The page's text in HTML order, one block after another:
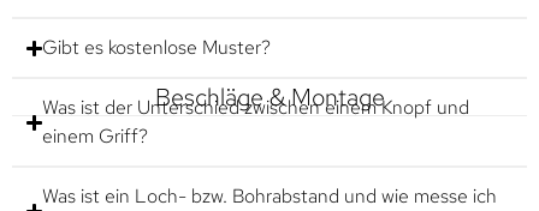
Gibt es kostenlose Muster?
Beschläge & Montage
Was ist der Unterschied zwischen einem Knopf und
einem Griff?
Was ist ein Loch- bzw. Bohrabstand und wie messe ich